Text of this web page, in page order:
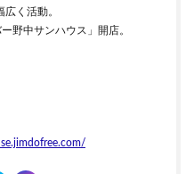
く活動。
野中サンハウス」開店。